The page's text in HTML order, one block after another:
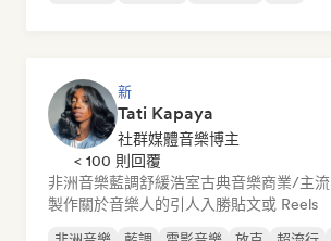
新
Tati Kapaya
社群媒體音樂博主
< 100 則回覆
非洲音樂藍調舒緩浩室古典音樂商業/主流
製作關於音樂人的引人入勝貼文或 Reels